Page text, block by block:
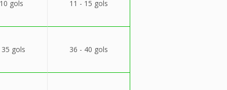
gols 11 - 15 gols
gols 36 - 40 gols